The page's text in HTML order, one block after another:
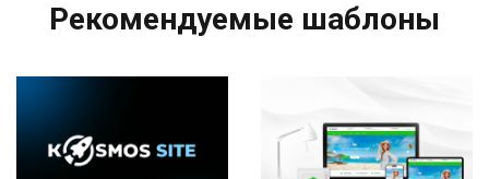
Рекомендуемые шаблоны